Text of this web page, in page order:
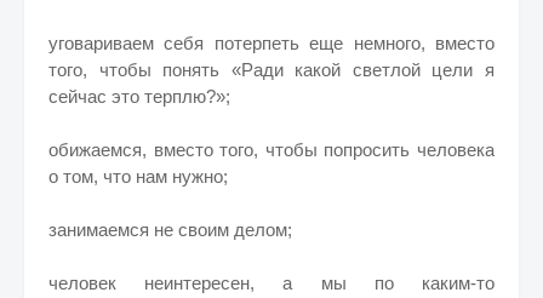
уговариваем себя потерпеть еще немного, вместо
того, чтобы понять «Ради какой светлой цели я
сейчас это терплю?»;
обижаемся, вместо того, чтобы попросить человека
о том, что нам нужно;
занимаемся не своим делом;
человек неинтересен, а мы по каким-то